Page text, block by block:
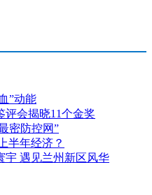
”动能
评会揭晓11个金奖
密防控网”
半年经济？
宇 遇见兰州新区风华